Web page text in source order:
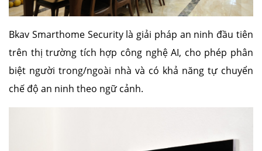
Bkav Smarthome Security là giải pháp an ninh đầu tiên
trên thị trường tích hợp công nghệ AI, cho phép phân
biệt người trong/ngoài nhà và có khả năng tự chuyển
chế độ an ninh theo ngữ cảnh.